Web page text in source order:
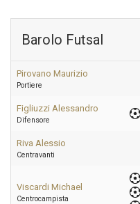
Barolo Futsal
Pirovano Maurizio
Portiere
Figliuzzi Alessandro
Difensore
Riva Alessio
Centravanti
Viscardi Michael
Centrocampista